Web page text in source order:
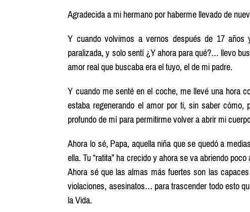
Agradecida a mi hermano por haberme llevado de
Y cuando volvimos a vernos después de 17
paralizada, y solo sentí ¿Y ahora para qué?… llevo
amor real que buscaba era el tuyo, el de mi padre.
Y cuando me senté en el coche, me llevé una hora
estaba regenerando el amor por ti, sin saber
profundo de mí para permitirme volver a abrir mi
Ahora lo sé, Papa, aquella niña que se quedó a
ella. Tu “ratita” ha crecido y ahora se va abriendo
Ahora sé que las almas más fuertes son las
violaciones, asesinatos… para trascender todo esto
la Vida.